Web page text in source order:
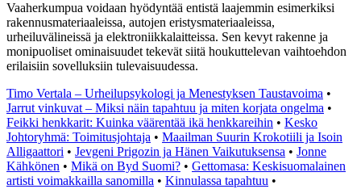
Vaaherkumpua voidaan hyödyntää entistä laajemmin esimerkiksi
rakennusmateriaaleissa, autojen eristysmateriaaleissa,
urheiluvälineissä ja elektroniikkalaitteissa. Sen kevyt rakenne ja
monipuoliset ominaisuudet tekevät siitä houkuttelevan vaihtoehdon
erilaisiin sovelluksiin tulevaisuudessa.
Timo Vertala – Urheilupsykologi ja Menestyksen Taustavoima •
Jarrut vinkuvat – Miksi näin tapahtuu ja miten korjata ongelma •
Feikki henkkarit: Kuinka väärentää ikä henkkareihin • Kesko
Johtoryhmä: Toimitusjohtaja • Maailman Suurin Krokotiili ja Isoin
Alligaattori • Jevgeni Prigozin ja Hänen Vaikutuksensa • Jonne
Kähkönen • Mikä on Byd Suomi? • Gettomasa: Keskisuomalainen
artisti voimakkailla sanomilla • Kinnulassa tapahtuu •